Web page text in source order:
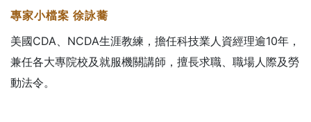
專家小檔案 徐詠蕎
美國CDA、NCDA生涯教練，擔任科技業人資經理逾10年，
兼任各大專院校及就服機關講師，擅長求職、職場人際及勞
動法令。